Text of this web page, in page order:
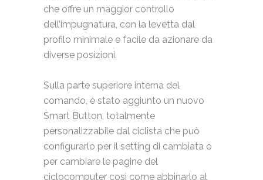
che offre un maggior controllo
dell’impugnatura, con la levetta dal
profilo minimale e facile da azionare da
diverse posizioni.
Sulla parte superiore interna del
comando, è stato aggiunto un nuovo
Smart Button, totalmente
personalizzabile dal ciclista che può
configurarlo per il setting di cambiata o
per cambiare le pagine del
ciclocomputer così come abbinarlo al